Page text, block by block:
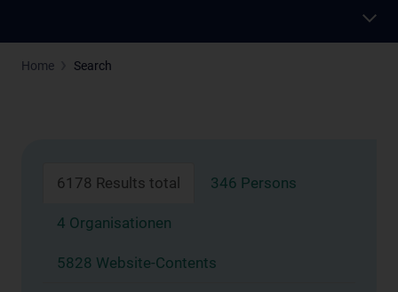
Home Search
6178 Results total 346 Persons
4 Organisationen
5828 Website-Contents